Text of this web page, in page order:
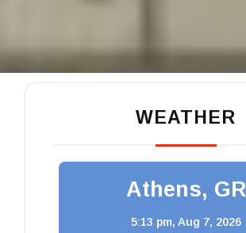
WEATHER
Athens, GR
5:13 pm, Aug 7, 2026